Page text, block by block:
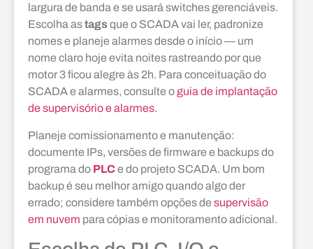
largura de banda e se usará switches gerenciáveis.
Escolha astagsque o SCADA vai ler, padronize
nomes e planeje alarmes desde o início — um
nome claro hoje evita noites rastreando por que
motor 3 ficou alegre às 2h. Para conceituação do
SCADA e alarmes, consulte oguia de implantação
de supervisório e alarmes.
Planeje comissionamento e manutenção:
documente IPs, versões de firmware e backups do
programa do PLC e do projeto SCADA. Um bom
backup é seu melhor amigo quando algo der
errado; considere também opções de supervisão
em nuvem para cópias e monitoramento adicional.